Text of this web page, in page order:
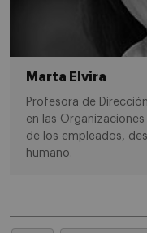
Marta Elvira
Profesora de
en las Organizaciones
de los empleados,
humano.